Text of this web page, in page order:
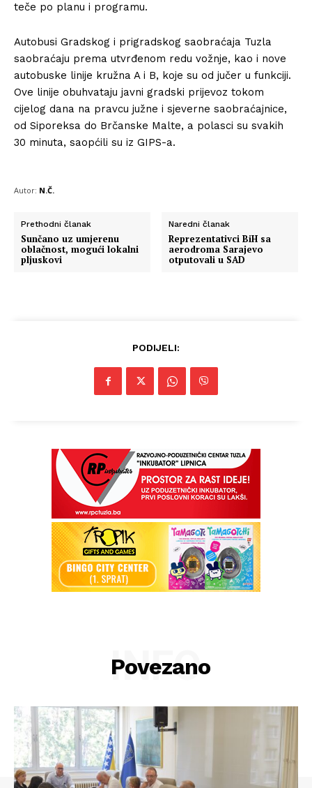
teče po planu i programu.
Autobusi Gradskog i prigradskog saobraćaja Tuzla
saobraćaju prema utvrđenom redu vožnje, kao i nove
autobuske linije kružna A i B, koje su od jučer u funkciji.
Ove linije obuhvataju javni gradski prijevoz tokom
cijelog dana na pravcu južne i sjeverne saobraćajnice,
od Siporeksa do Brčanske Malte, a polasci su svakih
30 minuta, saopćili su iz GIPS-a.
Autor: N.Č.
Prethodni članak
Sunčano uz umjerenu
oblačnost, mogući lokalni
pljuskovi
Naredni članak
Reprezentativci BiH sa
aerodroma Sarajevo
otputovali u SAD
PODIJELI:
Povezano
INFO